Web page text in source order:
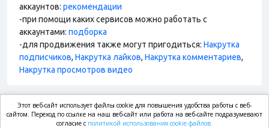
аккаунтов: рекомендации
-при помощи каких сервисов можно работать с
аккаунтами: подборка
-для продвижения также могут пригодиться: Накрутка
подписчиков, Накрутка лайков, Накрутка комментариев,
Накрутка просмотров видео
market.com
Этот веб-сайт использует файлы cookie для повышения удобства работы с веб-
сайтом. Переход по ссылке на наш веб-сайт или работа на веб-сайте подразумевают
согласие с политикой использования cookie файлов.